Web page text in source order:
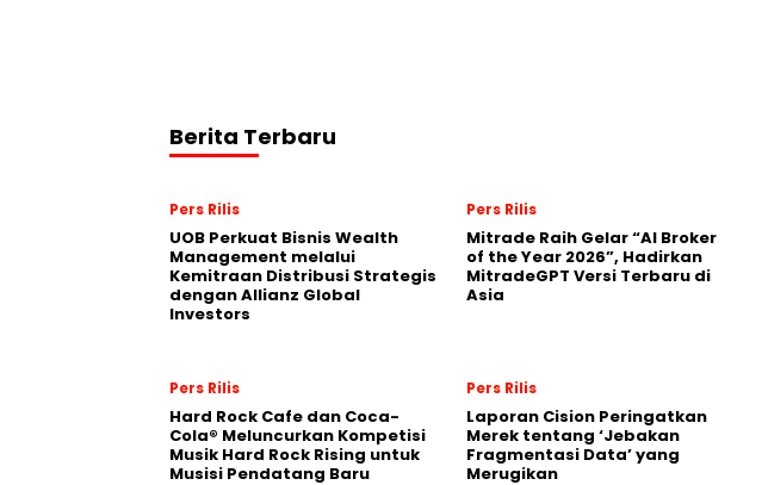
Berita Terbaru
Pers Rilis
UOB Perkuat Bisnis Wealth
Management melalui
Kemitraan Distribusi Strategis
dengan Allianz Global
Investors
Pers Rilis
Mitrade Raih Gelar “AI Broker
of the Year 2026”, Hadirkan
MitradeGPT Versi Terbaru di
Asia
Pers Rilis
Hard Rock Cafe dan Coca-
Cola® Meluncurkan Kompetisi
Musik Hard Rock Rising untuk
Musisi Pendatang Baru
Pers Rilis
Laporan Cision Peringatkan
Merek tentang ‘Jebakan
Fragmentasi Data’ yang
Merugikan